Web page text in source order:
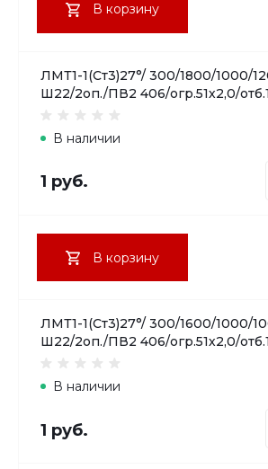
В корзину
ЛМТ1-1(Ст3)27°/ 300/1800/1000/
Ш22/2оп./ПВ2 406/огр.51х2,0/
В наличии
1 руб.
В корзину
ЛМТ1-1(Ст3)27°/ 300/1600/1000/
Ш22/2оп./ПВ2 406/огр.51х2,0/
В наличии
1 руб.